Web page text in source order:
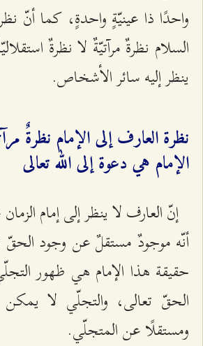
واحدًا ذا عينيّةٍ واحدةٍ، كما أنّ
السلام نظرةٌ مرآتيّةٌ لا نظرةٌ
ينظر إليه سائر الأشخاص.
نظرة العارف إلى الإمام نظرةٌ
الإمام هي دعوة إلى الله تعالى‌
إنّ العارف لا ينظر إلى إمام
أنّه موجودٌ مستقلٌ عن وجود الحقّ
حقيقة هذا الإمام هي ظهور
الحقّ تعالى، والتجلّي لا يمكن
ومستقلًا عن المتجلّي.